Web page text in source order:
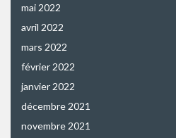
mai 2022
avril 2022
mars 2022
février 2022
janvier 2022
décembre 2021
novembre 2021